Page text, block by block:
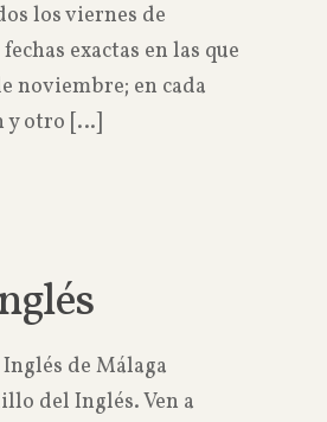
los viernes de
exactas en las que
noviembre; en cada
y otro […]
de Málaga
del Inglés. Ven a